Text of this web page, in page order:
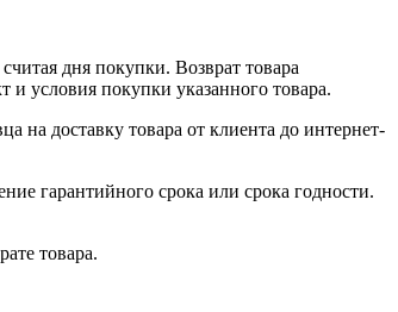
дня покупки. Возврат товара
и условия покупки указанного товара.
на доставку товара от клиента до интернет-
гарантийного срока или срока годности.
товара.